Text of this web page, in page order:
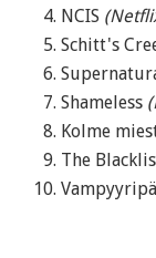
NCIS
Schitt's
Shameless
Kolme
The